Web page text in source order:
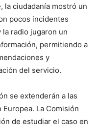
la ciudadanía mostró un
pocos incidentes
radio jugaron un
permitiendo a
y
del servicio.
se extenderán a las
La Comisión
de estudiar el caso en